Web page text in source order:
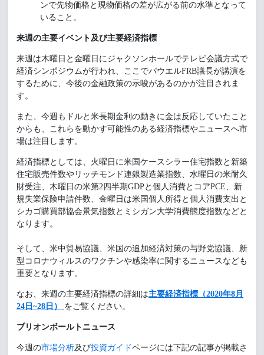
ンで先物価格と現物価格の差が広がる前の水準となって
いること。
来週の主要イベント及び主要経済指標
来週は木曜日と金曜日にジャクソンホールでテレビ会議方式で
経済シンポジウムが行われ、ここでパウエルFRB議長が講演を
するために、今後の金融政策の示唆があるのかが注目されま
す。
また、今週もドルと米長期金利の動きに金は反応していたこと
からも、これらを動かす可能性のある経済指標やニュースへ市
場は注目します。
経済指標としては、火曜日に米国ケースシラー住宅指数と新築
住宅販売件数やリッチモンド連銀製造業指数、水曜日の米耐久
財受注、木曜日の米第2四半期GDPと個人消費とコアPCE、新
規失業保険申請件数、金曜日は米国個人所得と個人消費支出と
シカゴ購買部協会景気指数とミシガン大学消費態度指数などと
なります。
そして、米中貿易協議、米国の追加経済対策の与野党協議、新
型コロナウィルスのワクチンや感染率に関するニュースなども
重要となります。
なお、来週の主要経済指標の詳細は主要経済指標（2020年8月
24日~28日）
をご覧ください。
ブリオンボールトニュース
今週の市場分析及び投資ガイドページには下記の記事が掲載さ